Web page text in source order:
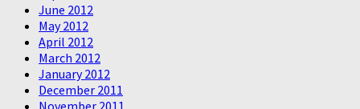
June 2012
May 2012
April 2012
March 2012
January 2012
December 2011